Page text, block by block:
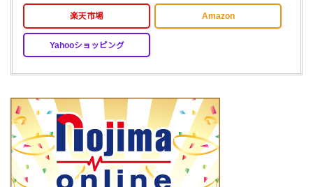
楽天市場 Amazon
Yahooショッピング